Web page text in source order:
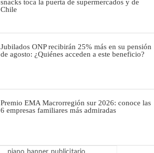
snacks toca la puerta de supermercados y de
Chile
Jubilados ONP recibirán 25% más en su pensión
de agosto: ¿Quiénes acceden a este beneficio?
Premio EMA Macrorregión sur 2026: conoce las
6 empresas familiares más admiradas